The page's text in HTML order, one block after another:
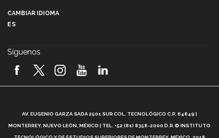
2026! (video)
¿Cómo es el Modelo Educativo Tec? (video)
CAMBIAR IDIOMA
ES
Síguenos
AV. EUGENIO GARZA SADA 2501 SUR COL. TECNOLÓGICO C.P. 64849 |
MONTERREY, NUEVO LEÓN, MÉXICO | TEL. +52 (81) 8358-2000 D.R.© INSTITUTO